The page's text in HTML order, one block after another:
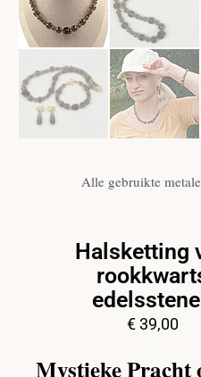
Alle gebruikte
Halsketting
€39,00
Mystieke Pracht